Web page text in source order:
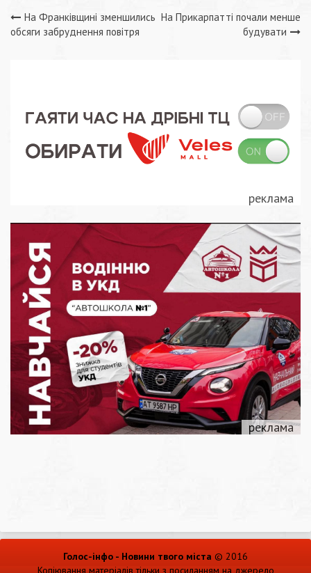
Навігація
На Франківщині зменшились
обсяги забруднення повітря
На Прикарпатті почали менше
будувати
Голос-інфо - Новини твого міста © 2016
Копіювання матеріалів тільки з посиланням на джерело